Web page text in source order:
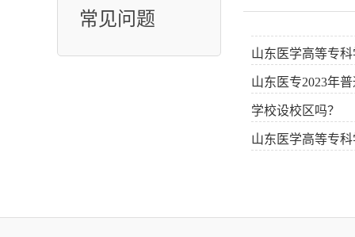
常见问题
山东医学高等专
山东医专2023年
学校设校区吗？
山东医学高等专